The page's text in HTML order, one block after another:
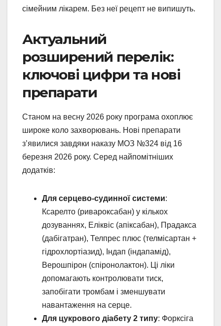
сімейним лікарем. Без неї рецепт не випишуть.
Актуальний
розширений перелік:
ключові цифри та нові
препарати
Станом на весну 2026 року програма охоплює
широке коло захворювань. Нові препарати
з’явилися завдяки наказу МОЗ №324 від 16
березня 2026 року. Серед найпомітніших
додатків:
Для серцево-судинної системи:
Ксарелто (ривароксабан) у кількох
дозуваннях, Еліквіс (апіксабан), Прадакса
(дабігатран), Телпрес плюс (телмісартан +
гідрохлортіазид), Індап (індапамід),
Верошпірон (спіронолактон). Ці ліки
допомагають контролювати тиск,
запобігати тромбам і зменшувати
навантаження на серце.
Для цукрового діабету 2 типу: Форксіга